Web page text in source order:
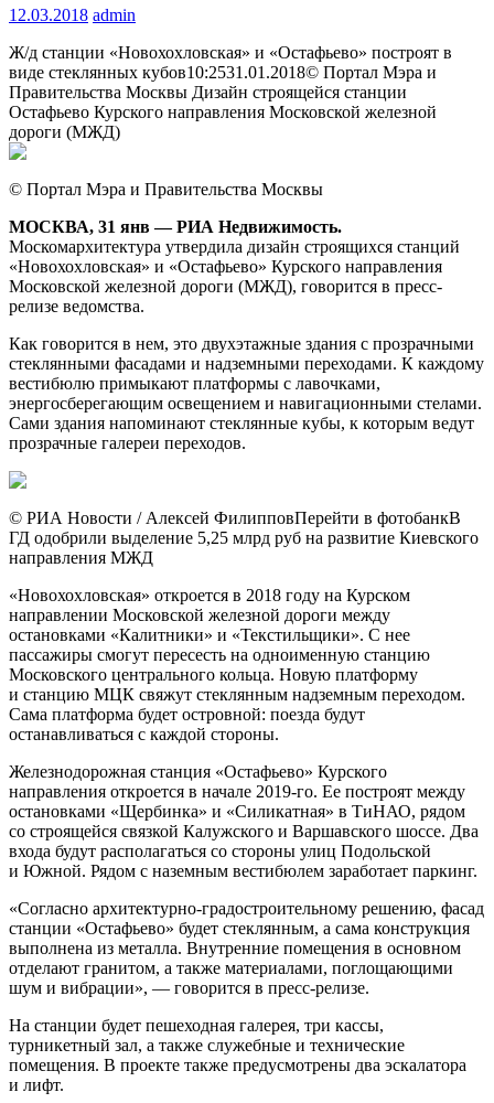
12.03.2018 admin
Ж/д станции «Новохохловская» и «Остафьево» построят в
виде стеклянных кубов10:2531.01.2018© Портал Мэра и
Правительства Москвы Дизайн строящейся станции
Остафьево Курского направления Московской железной
дороги (МЖД)
© Портал Мэра и Правительства Москвы
МОСКВА, 31 янв — РИА Недвижимость.
Москомархитектура утвердила дизайн строящихся станций
«Новохохловская» и «Остафьево» Курского направления
Московской железной дороги (МЖД), говорится в пресс-
релизе ведомства.
Как говорится в нем, это двухэтажные здания с прозрачными
стеклянными фасадами и надземными переходами. К каждому
вестибюлю примыкают платформы с лавочками,
энергосберегающим освещением и навигационными стелами.
Сами здания напоминают стеклянные кубы, к которым ведут
прозрачные галереи переходов.
© РИА Новости / Алексей ФилипповПерейти в фотобанкВ
ГД одобрили выделение 5,25 млрд руб на развитие Киевского
направления МЖД
«Новохохловская» откроется в 2018 году на Курском
направлении Московской железной дороги между
остановками «Калитники» и «Текстильщики». С нее
пассажиры смогут пересесть на одноименную станцию
Московского центрального кольца. Новую платформу
и станцию МЦК свяжут стеклянным надземным переходом.
Сама платформа будет островной: поезда будут
останавливаться с каждой стороны.
Железнодорожная станция «Остафьево» Курского
направления откроется в начале 2019-го. Ее построят между
остановками «Щербинка» и «Силикатная» в ТиНАО, рядом
со строящейся связкой Калужского и Варшавского шоссе. Два
входа будут располагаться со стороны улиц Подольской
и Южной. Рядом с наземным вестибюлем заработает паркинг.
«Согласно архитектурно-градостроительному решению, фасад
станции «Остафьево» будет стеклянным, а сама конструкция
выполнена из металла. Внутренние помещения в основном
отделают гранитом, а также материалами, поглощающими
шум и вибрации», — говорится в пресс-релизе.
На станции будет пешеходная галерея, три кассы,
турникетный зал, а также служебные и технические
помещения. В проекте также предусмотрены два эскалатора
и лифт.